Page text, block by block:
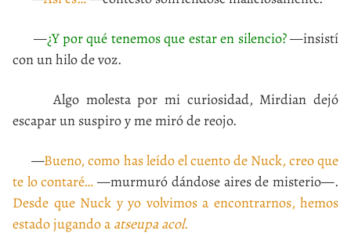
—¿Y por qué tenemos que estar en silencio?—insistí
con un hilo de voz.
Algo molesta por mi curiosidad, Mirdian dejó
escapar un suspiro y me miró de reojo.
—Bueno, como has leído el cuento de Nuck, creo que
te lo contaré… —murmuró dándose aires de misterio—.
Desde que Nuck y yo volvimos a encontrarnos, hemos
estado jugando a atseupa acol.